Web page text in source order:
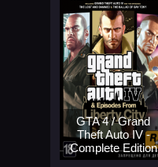
GTA 4 / Grand
Theft Auto IV -
Complete Edition